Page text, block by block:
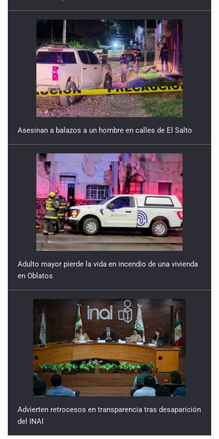
Asesinan a balazos a un hombre en calles de El Salto
Adulto mayor pierde la vida en incendio de una vivienda
en Oblatos
Advierten retrocesos en transparencia tras desaparición
del INAI